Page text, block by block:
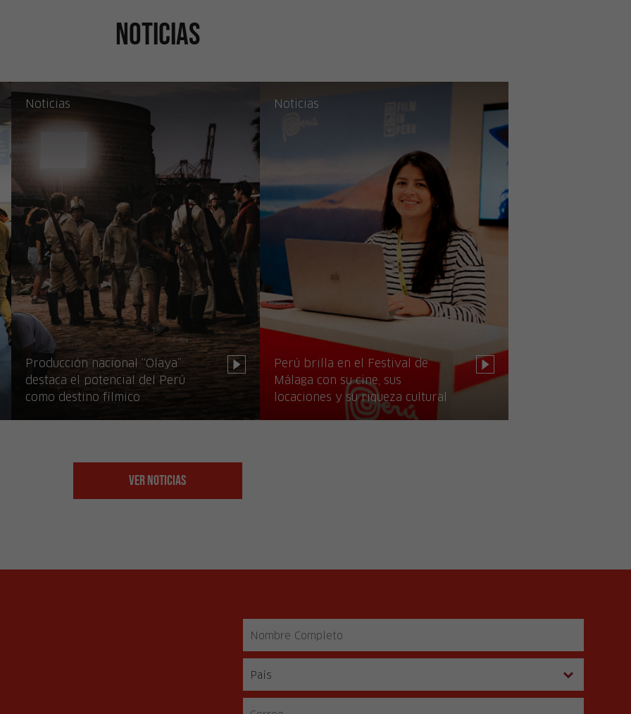
Noticias
Noticias
Producción nacional “Olaya”
destaca el potencial del Perú
como destino fílmico
Noticias
Perú brilla en el Festival de
Málaga con su cine, sus
locaciones y su riqueza cultural
Ver Noticias